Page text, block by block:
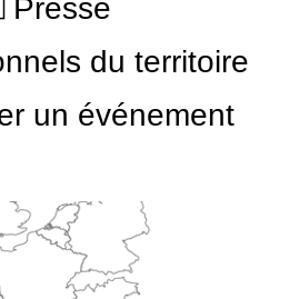
Presse
du territoire
un événement